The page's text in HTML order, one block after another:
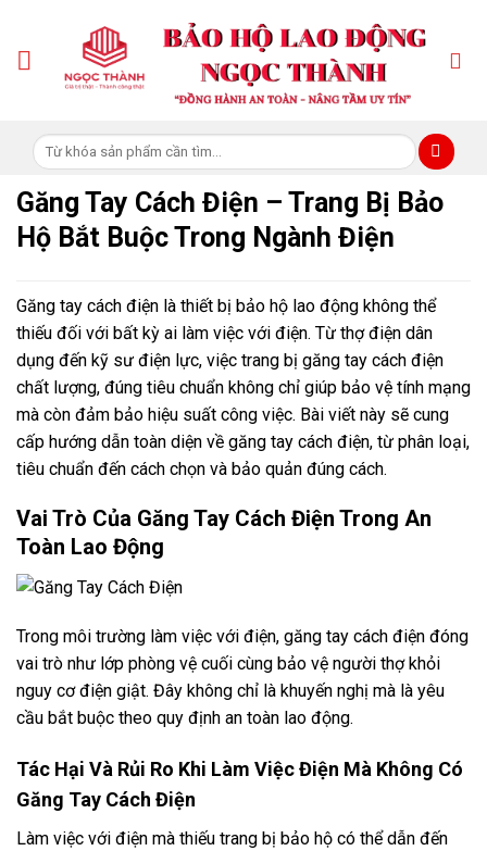
content
Tìm
kiếm:
Găng Tay Cách Điện – Trang Bị Bảo
Hộ Bắt Buộc Trong Ngành Điện
Găng tay cách điện là thiết bị bảo hộ lao động không thể
thiếu đối với bất kỳ ai làm việc với điện. Từ thợ điện dân
dụng đến kỹ sư điện lực, việc trang bị găng tay cách điện
chất lượng, đúng tiêu chuẩn không chỉ giúp bảo vệ tính mạng
mà còn đảm bảo hiệu suất công việc. Bài viết này sẽ cung
cấp hướng dẫn toàn diện về găng tay cách điện, từ phân loại,
tiêu chuẩn đến cách chọn và bảo quản đúng cách.
Vai Trò Của Găng Tay Cách Điện Trong An
Toàn Lao Động
Trong môi trường làm việc với điện, găng tay cách điện đóng
vai trò như lớp phòng vệ cuối cùng bảo vệ người thợ khỏi
nguy cơ điện giật. Đây không chỉ là khuyến nghị mà là yêu
cầu bắt buộc theo quy định an toàn lao động.
Tác Hại Và Rủi Ro Khi Làm Việc Điện Mà Không Có
Găng Tay Cách Điện
Làm việc với điện mà thiếu trang bị bảo hộ có thể dẫn đến